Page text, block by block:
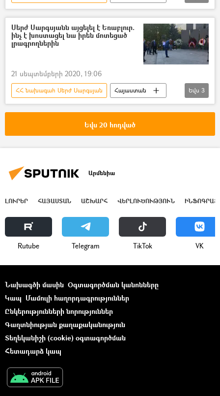
Սերժ Սարգսյան
Ծաղկաձոր
Նախագահ
Սերժ Սարգսյանն այցելել է Եռաբլուր.
ինչ է խոստացել նա իրեն մոտեցած
լրագրողներին
21 սեպտեմբերի 2020, 19:06
ՀՀ նախագահ Սերժ Սարգսյան
Հայաստան
Սերժ Սարգսյան
Եռաբլուր պանթեոն
Եվս 3
Եվս 20 հոդված
Արմենիա
ԼՈՒՐԵՐ ՀԱՅԱՍՏԱՆ ԱՇԽԱՐՀ ՎԵՐԼՈՒԾՈՒԹՅՈՒՆ
Rutube Telegram ТikТоk VK
Նախագծի մասին Օգտագործման կանոնները
Կապ Մամուլի հաղորդագրություններ
Ընկերությունների նորություններ
Գաղտնիության քաղաքականություն
Տեղեկանիշի (cookie) օգտագործման
Հետադարձ կապ